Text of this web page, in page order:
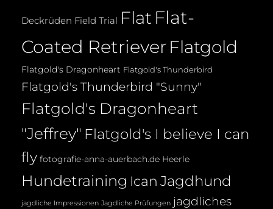
Deckrüden Field Trial Flat Flat-
Coated Retriever Flatgold
Flatgold's Dragonheart Flatgold's Thunderbird
Flatgold's Thunderbird "Sunny"
Flatgold's Dragonheart
"Jeffrey" Flatgold's I believe I can
fly fotografie-anna-auerbach.de Heerle
Hundetraining Ican Jagdhund
jagdliche Impressionen Jagdliche Prüfungen jagdliches